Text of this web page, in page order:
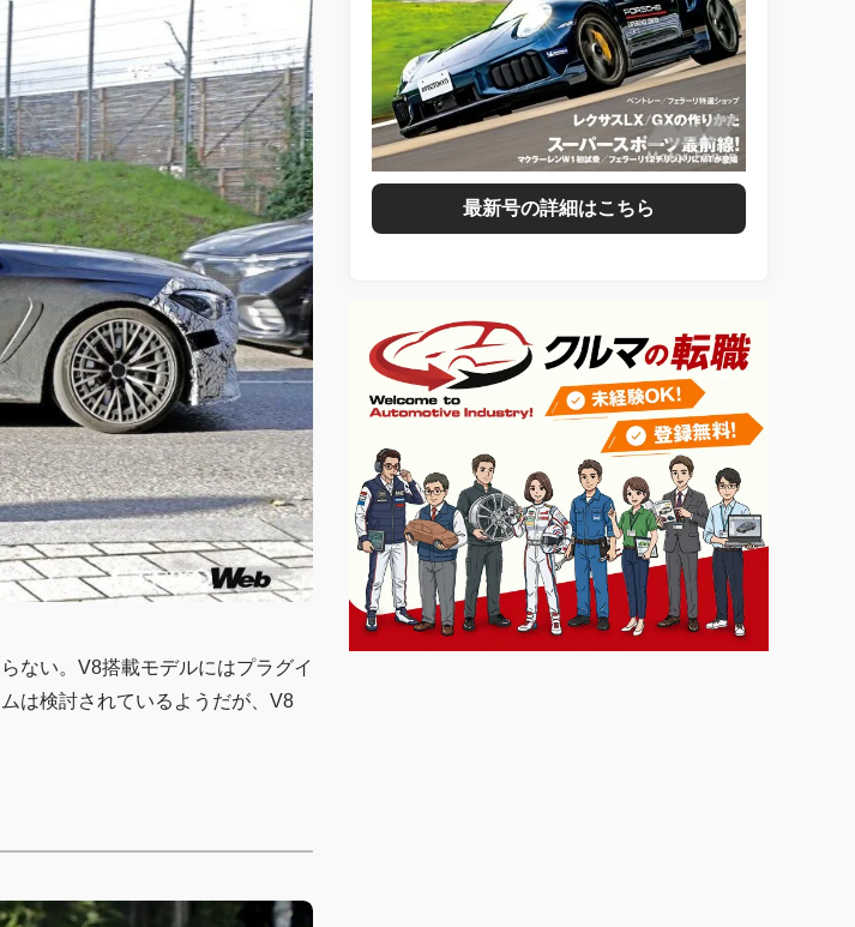
ない。V8搭載モデルにはプラグイ
は検討されているようだが、V8
最新号の詳細はこちら